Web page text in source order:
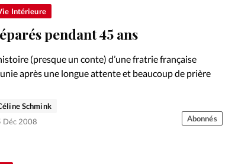
Intérieure
pendant 45 ans
(presque un conte) d’une fratrie française
après une longue attente et beaucoup de prière
Schmink
Déc 2008
Abonnés